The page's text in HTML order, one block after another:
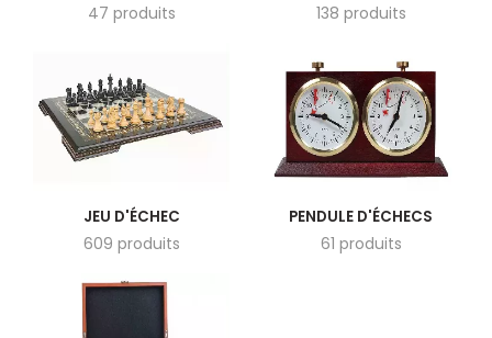
47 produits 138 produits
JEU D'ÉCHEC
609 produits
PENDULE D'ÉCHECS
61 produits